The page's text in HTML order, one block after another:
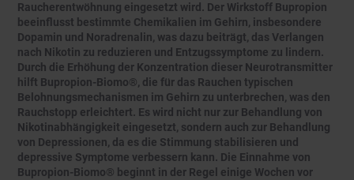
Raucherentwöhnung eingesetzt wird. Der Wirkstoff Bupropion
beeinflusst bestimmte Chemikalien im Gehirn, insbesondere
Dopamin und Noradrenalin, was dazu beiträgt, das Verlangen
nach Nikotin zu reduzieren und Entzugssymptome zu lindern.
Durch die Erhöhung der Konzentration dieser Neurotransmitter
hilft Bupropion-Biomo®, die für das Rauchen typischen
Belohnungsmechanismen im Gehirn zu unterbrechen, was den
Rauchstopp erleichtert. Es wird nicht nur zur Behandlung von
Nikotinabhängigkeit eingesetzt, sondern auch zur Behandlung
von Depressionen, da es die Stimmung stabilisieren und
depressive Symptome verbessern kann. Die Einnahme von
Bupropion-Biomo® beginnt in der Regel einige Wochen vor